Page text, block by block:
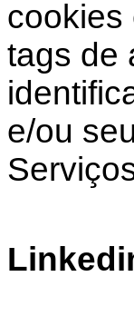
cookies
tags de
e/ou